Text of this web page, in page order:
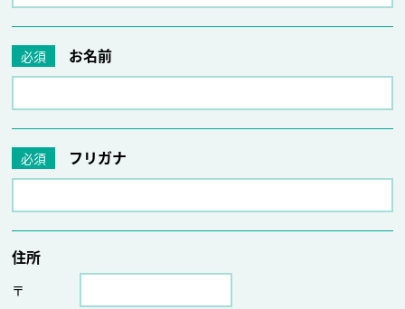
必須 お名前
必須 フリガナ
住所
〒